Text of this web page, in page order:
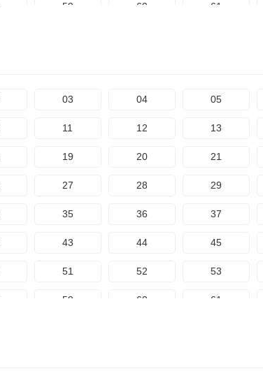
59 60 61
03 04 05
11 12 13
19 20 21
27 28 29
35 36 37
43 44 45
51 52 53
59 60 61